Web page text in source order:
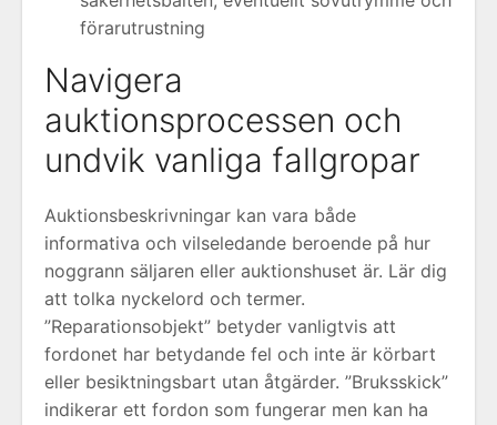
förarutrustning
Navigera
auktionsprocessen och
undvik vanliga fallgropar
Auktionsbeskrivningar kan vara både
informativa och vilseledande beroende på hur
noggrann säljaren eller auktionshuset är. Lär dig
att tolka nyckelord och termer.
”Reparationsobjekt” betyder vanligtvis att
fordonet har betydande fel och inte är körbart
eller besiktningsbart utan åtgärder. ”Bruksskick”
indikerar ett fordon som fungerar men kan ha